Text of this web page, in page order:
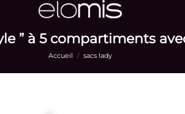
” à 5 compartiments
Accueil / sacs lady